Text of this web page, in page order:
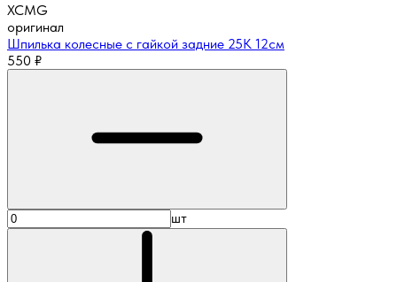
XCMG
оригинал
Шпилька колесные с гайкой задние 25К 12см
550 ₽
шт